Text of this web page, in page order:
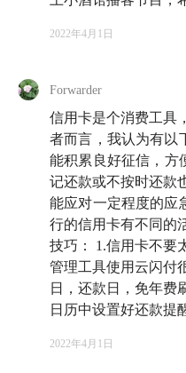
用卡权益免费入住了各
票......
我才知道，对他来说，
是一个拓展生活体验的
这次，我把他请到小酒
用这些信用卡的，又是
体验而不掉进「超前消
需要提醒大家的是，本
风险，要学会保护好自
2022年4月1日
Forwarder
信用卡是个消费工具
者而言，我认为有以
能积累良好征信，
记还款或不按时还款
能应对一定程度的应
行的信用卡有不同的
技巧： 1.信用卡不要
管理工具使用云闪付
日，还款日，免年费
日历中设置好还款
2022年4月1日